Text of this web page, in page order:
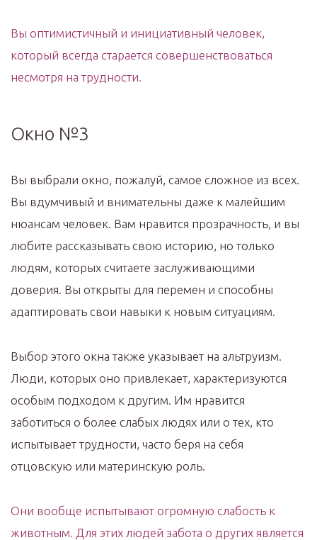
Вы оптимистичный и инициативный человек,
который всегда старается совершенствоваться
несмотря на трудности.
Окно №3
Вы выбрали окно, пожалуй, самое сложное из всех.
Вы вдумчивый и внимательны даже к малейшим
нюансам человек. Вам нравится прозрачность, и вы
любите рассказывать свою историю, но только
людям, которых считаете заслуживающими
доверия. Вы открыты для перемен и способны
адаптировать свои навыки к новым ситуациям.
Выбор этого окна также указывает на альтруизм.
Люди, которых оно привлекает, характеризуются
особым подходом к другим. Им нравится
заботиться о более слабых людях или о тех, кто
испытывает трудности, часто беря на себя
отцовскую или материнскую роль.
Они вообще испытывают огромную слабость к
животным. Для этих людей забота о других является